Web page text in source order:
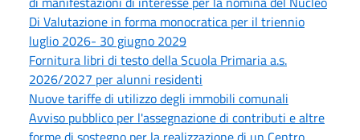
Di Valutazione in forma monocratica per il triennio
luglio 2026- 30 giugno 2029
Fornitura libri di testo della Scuola Primaria a.s.
2026/2027 per alunni residenti
Nuove tariffe di utilizzo degli immobili comunali
Avviso pubblico per l'assegnazione di contributi e altre